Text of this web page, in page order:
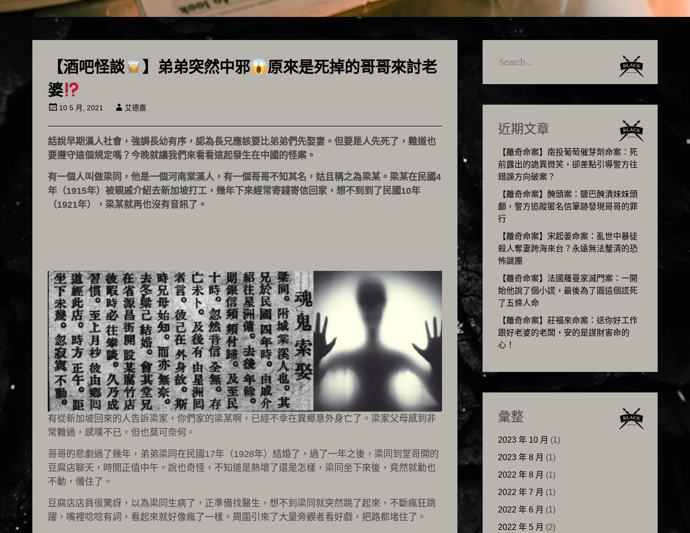
【酒吧怪談 】弟弟突然中邪
原來是死掉的哥哥來討老
婆
10 5 月, 2021 艾德嘉
話說早期漢人社會，強調長幼有序，認為長兄應該要比弟弟們先娶妻。但要是人先死了，難道也
要遵守這個規定嗎？今晚就讓我們來看看這起發生在中國的怪案。
有一個人叫做梁同，他是一個河南棠溪人，有一個哥哥不知其名，姑且稱之為梁某。梁某在民國4
年（1915年）被親戚介紹去新加坡打工，幾年下來經常寄錢寄信回家，想不到到了民國10年
（1921年），梁某就再也沒有音訊了。
有從新加坡回來的人告訴梁家，你們家的梁某啊，已經不幸在異鄉意外身亡了。梁家父母感到非
常難過，感嘆不已，但也莫可奈何。
哥哥的悲劇過了幾年，弟弟梁同在民國17年（1928年）結婚了，過了一年之後，梁同到堂哥開的
豆腐店聊天，時間正值中午。說也奇怪，不知道是熱壞了還是怎樣，梁同坐下來後，竟然就動也
不動，僵住了。
豆腐店店員很驚訝，以為梁同生病了，正準備找醫生，想不到梁同就突然跳了起來，不斷瘋狂跳
躍，嘴裡唸唸有詞，看起來就好像瘋了一樣。周圍引來了大量旁觀者看好戲，把路都堵住了。
Search
近期文章
【離奇命案】南投葡萄催芽劑命案：死
前露出的詭異微笑，卻差點引導警方往
錯誤方向破案？
【離奇命案】醃頭案：鹽巴醃漬妹妹頭
顱，警方追蹤匿名信筆跡發現哥哥的罪
行
【離奇命案】宋起姜命案：亂世中暴徒
殺人奪妻跨海來台？永遠無法釐清的恐
怖謎團
【離奇命案】法國羅曼家滅門案：一開
始他說了個小謊，最後為了圓這個謊死
了五條人命
【離奇命案】莊福來命案：送你好工作
跟好老婆的老闆，安的是謀財害命的
心！
彙整
2023 年 10 月 (1)
2023 年 8 月 (1)
2022 年 8 月 (1)
2022 年 7 月 (1)
2022 年 6 月 (1)
2022 年 5 月 (2)